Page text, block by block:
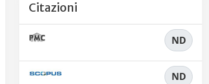
Citazioni
ND
ND